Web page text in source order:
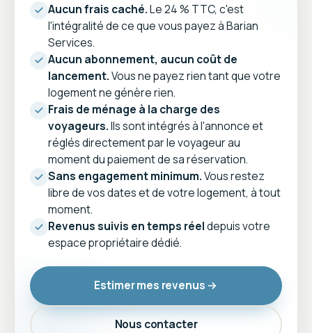
Aucun frais caché.Le 24 % TTC, c'est
l'intégralité de ce que vous payez à Barian
Services.
Aucun abonnement, aucun coût de
lancement.Vous ne payez rien tant que votre
logement ne génère rien.
Frais de ménage à la charge des
voyageurs.Ils sont intégrés à l'annonce et
réglés directement par le voyageur au
moment du paiement de sa réservation.
Sans engagement minimum.Vous restez
libre de vos dates et de votre logement, à tout
moment.
Revenus suivis en temps réeldepuis votre
espace propriétaire dédié.
Estimer mes revenus
Nous contacter